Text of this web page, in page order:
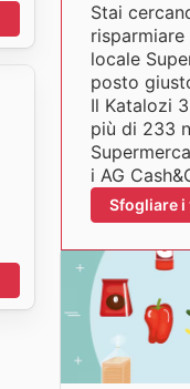
Stai
locale
posto
Il Katalozi
più di 233
i AG
Sfogliare